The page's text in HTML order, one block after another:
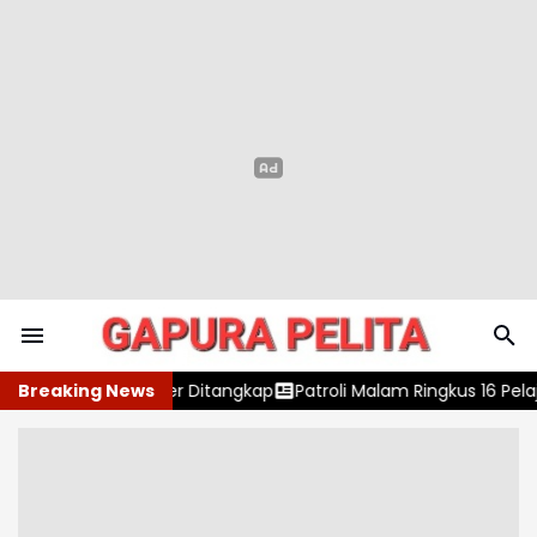
Breaking NewsPatroli Malam Ringkus 16 Pelajar di Cibinong, Polres